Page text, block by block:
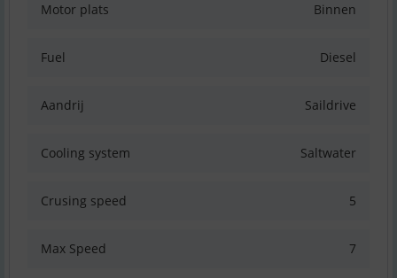
Motor plats Binnen
Fuel Diesel
Aandrij Saildrive
Cooling system Saltwater
Crusing speed 5
Max Speed 7